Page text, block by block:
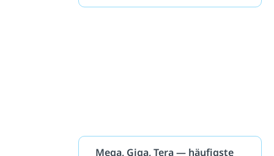
Mega, Giga, Tera — häufigste